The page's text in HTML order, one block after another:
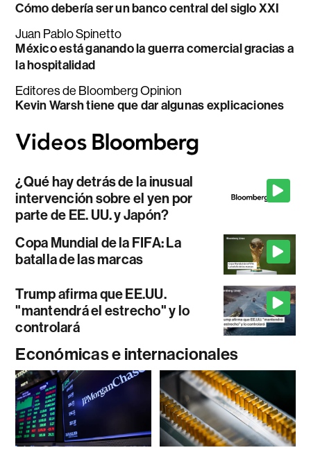
Cómo debería ser un banco central del siglo XXI
Juan Pablo Spinetto
México está ganando la guerra comercial gracias a
la hospitalidad
Editores de Bloomberg Opinion
Kevin Warsh tiene que dar algunas explicaciones
¿Qué hay detrás de la inusual
intervención sobre el yen por
parte de EE. UU. y Japón?
Copa Mundial de la FIFA: La
batalla de las marcas
Trump afirma que EE.UU.
"mantendrá el estrecho" y lo
controlará
Económicas e internacionales